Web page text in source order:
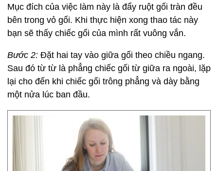
Mục đích của việc làm này là đẩy ruột gối tràn đều
bên trong vỏ gối. Khi thực hiện xong thao tác này
bạn sẽ thấy chiếc gối của mình rất vuông vắn.
Bước 2: Đặt hai tay vào giữa gối theo chiều ngang.
Sau đó từ từ là phẳng chiếc gối từ giữa ra ngoài, lặp
lại cho đến khi chiếc gối trông phẳng và dày bằng
một nửa lúc ban đầu.